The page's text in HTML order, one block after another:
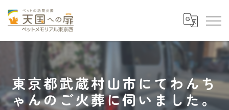
東京都武蔵村山市にてわんち
ゃんのご火葬に伺いました。